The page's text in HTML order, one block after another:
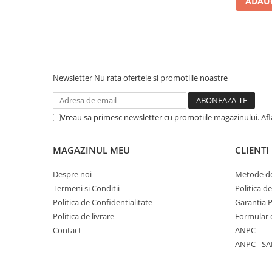
Senzatii/Dragoste
Senzatii/Erotic
Senzatii/Thriller
Teens Book Club
Newsletter Nu rata ofertele si promotiile noastre
Vreau sa primesc newsletter cu promotiile magazinului.
MAGAZINUL MEU
Despre noi
Termeni si Conditii
Politica de Confidentialitate
Politica de livrare
Contact
CLIENTI
Metode
Politica
Garantia
Formular
ANPC
ANPC -